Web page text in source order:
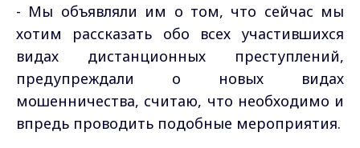
- Мы объявляли им о том, что сейчас мы
хотим рассказать обо всех участившихся
видах дистанционных преступлений,
предупреждали о новых видах
мошенничества, считаю, что необходимо и
впредь проводить подобные мероприятия.